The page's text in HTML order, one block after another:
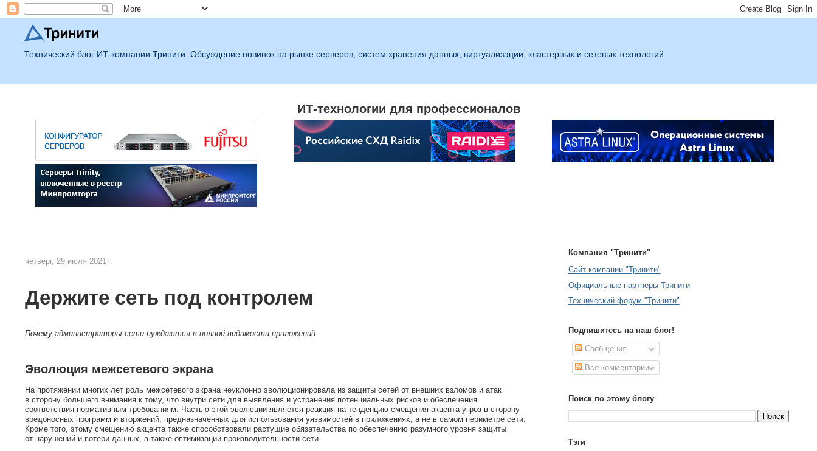
Технический блог ИТ-компании Тринити. Обсуждение новинок на рынке серверов, систем хранения данных, виртуализации, кластерных и сетевых технологий.
ИТ-технологии для профессионалов
четверг, 29 июля 2021 г.
Держите сеть под контролем
Почему администраторы сети нуждаются в полной видимости приложений
Эволюция межсетевого экрана
На протяжении многих лет роль межсетевого экрана неуклонно эволюционировала из защиты сетей от внешних взломов и атак
в сторону большего внимания к тому, что внутри сети для выявления и устранения потенциальных рисков и обеспечения
соответствия нормативным требованиям. Частью этой эволюции является реакция на тенденцию смещения акцента угроз в сторону
вредоносных программ и вторжений, предназначенных для использования уязвимостей в приложениях, а не в самом периметре сети.
Кроме того, этому смещению акцента также способствовали растущие обязательства по обеспечению разумного уровня защиты
от нарушений и потери данных, а также оптимизации производительности сети.
Компания "Тринити"
Сайт компании "Тринити"
Официальные партнеры Тринити
Технический форум "Тринити"
Подпишитесь на наш блог!
Сообщения
Все комментарии
Поиск по этому блогу
Тэги